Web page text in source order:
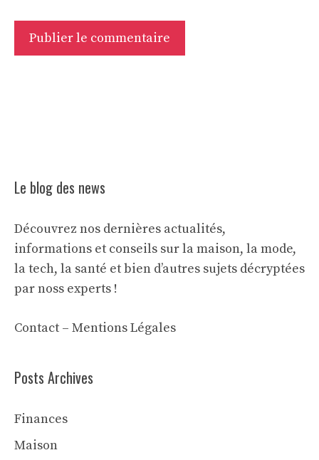
Le blog des news
Découvrez nos dernières actualités,
informations et conseils sur la maison, la mode,
la tech, la santé et bien d’autres sujets décryptées
par noss experts !
Contact – Mentions Légales
Posts Archives
Finances
Maison